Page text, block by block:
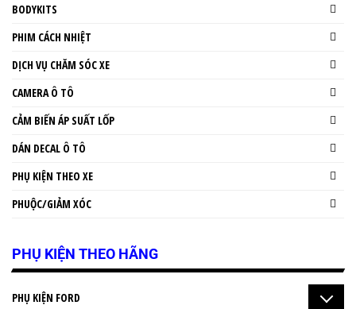
BODYKITS
PHIM CÁCH NHIỆT
DỊCH VỤ CHĂM SÓC XE
CAMERA Ô TÔ
CẢM BIẾN ÁP SUẤT LỐP
DÁN DECAL Ô TÔ
PHỤ KIỆN THEO XE
PHUỘC/GIẢM XÓC
PHỤ KIỆN THEO HÃNG
PHỤ KIỆN FORD